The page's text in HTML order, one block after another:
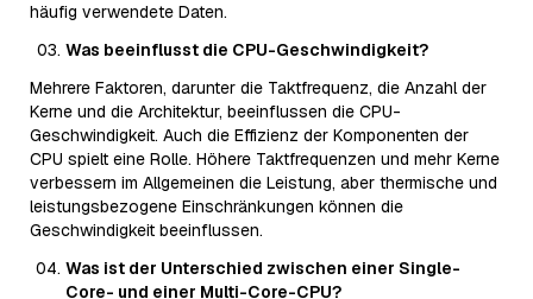
häufig verwendete Daten.
Was beeinflusst die CPU-Geschwindigkeit?
Mehrere Faktoren, darunter die Taktfrequenz, die Anzahl der
Kerne und die Architektur, beeinflussen die CPU-
Geschwindigkeit. Auch die Effizienz der Komponenten der
CPU spielt eine Rolle. Höhere Taktfrequenzen und mehr Kerne
verbessern im Allgemeinen die Leistung, aber thermische und
leistungsbezogene Einschränkungen können die
Geschwindigkeit beeinflussen.
Was ist der Unterschied zwischen einer Single-
Core- und einer Multi-Core-CPU?